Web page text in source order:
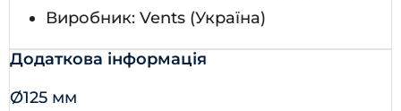
Виробник: Vents (Україна)
Додаткова інформація
Ø125 мм